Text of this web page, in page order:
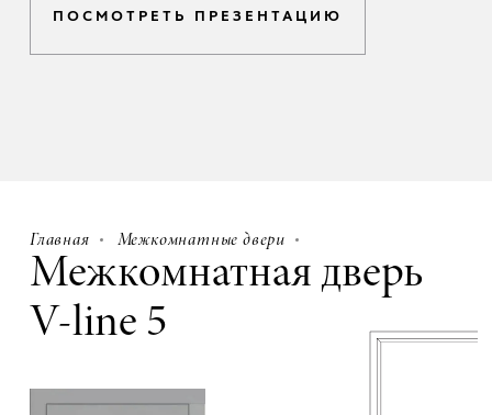
ПОСМОТРЕТЬ ПРЕЗЕНТАЦИЮ
Главная Межкомнатные двери
Межкомнатная дверь
V-line 5